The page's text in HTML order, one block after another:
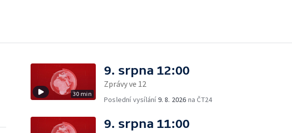
30 min
9. srpna 12:00
Zprávy ve 12
Poslední vysílání9. 8. 2026 na ČT24
9. srpna 11:00